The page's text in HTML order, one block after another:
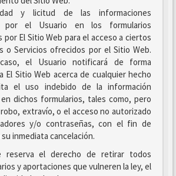
y licitud de las informaciones
por el Usuario en los formularios
El Sitio Web para el acceso a ciertos
o Servicios ofrecidos por el Sitio Web.
el Usuario notificará de forma
El Sitio Web acerca de cualquier hecho
el uso indebido de la información
dichos formularios, tales como, pero
extravío, o el acceso no autorizado
y/o contraseñas, con el fin de
inmediata cancelación.
reserva el derecho de retirar todos
y aportaciones que vulneren la ley, el